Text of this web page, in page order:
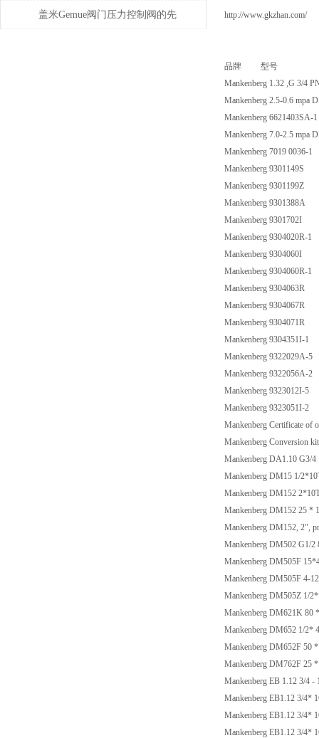
用
盖米Gemue阀门压力控制阀的先 http://www.gkzhan.com/
品牌 型号
Mankenberg 1.32 ,G 3/4
Mankenberg 2.5-0.6 mpa
Mankenberg 6621403SA-1
Mankenberg 7.0-2.5 mpa
Mankenberg 7019 0036-1
Mankenberg 9301149S
Mankenberg 9301199Z
Mankenberg 9301388A
Mankenberg 9301702I
Mankenberg 9304020R-1
Mankenberg 9304060I
Mankenberg 9304060R-1
Mankenberg 9304063R
Mankenberg 9304067R
Mankenberg 9304071R
Mankenberg 9304351I-1
Mankenberg 9322029A-5
Mankenberg 9322056A-2
Mankenberg 9323012I-5
Mankenberg 9323051I-2
Mankenberg Certificate of
Mankenberg Conversion
Mankenberg DA1.10 G3/4
Mankenberg DM15 1/
Mankenberg DM152
Mankenberg DM152 25 *
Mankenberg DM152, 2",
Mankenberg DM502 G1/2
Mankenberg DM505F
Mankenberg DM505F 4-
Mankenberg DM505Z 1/
Mankenberg DM621K 80
Mankenberg DM652 1/2*
Mankenberg DM652F 50
Mankenberg DM762F 25
Mankenberg EB 1.12 3/4 -
Mankenberg EB1.12 3/4*
Mankenberg EB1.12 3/4*
Mankenberg EB1.12 3/4*